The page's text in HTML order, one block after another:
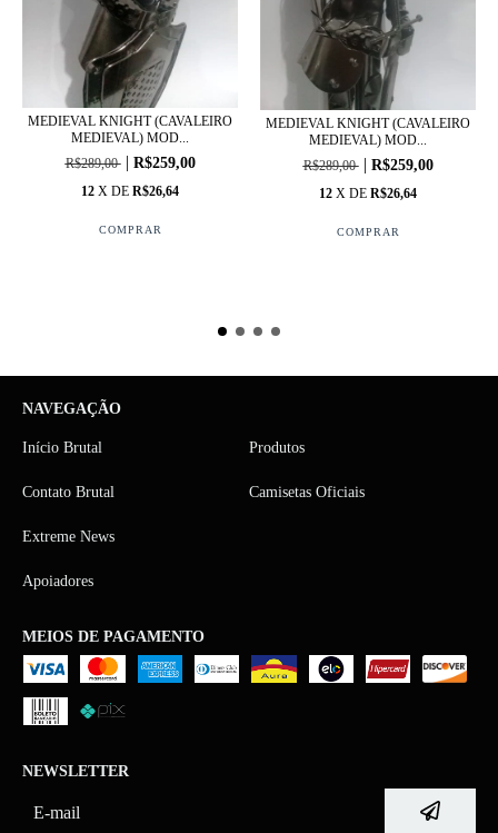
MEDIEVAL KNIGHT (CAVALEIRO
MEDIEVAL) MOD...
R$289,00
R$259,00
12 X DE R$26,64
MEDIEVAL KNIGHT (CAVALEIRO
MEDIEVAL) MOD...
R$289,00
R$259,00
12 X DE R$26,64
NAVEGAÇÃO
Início Brutal Produtos
Contato Brutal Camisetas Oficiais
Extreme News
Apoiadores
MEIOS DE PAGAMENTO
NEWSLETTER